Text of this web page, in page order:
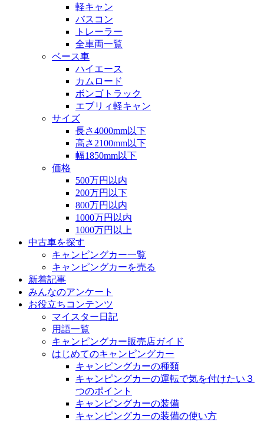
軽キャン
バスコン
トレーラー
全車両一覧
ベース車
ハイエース
カムロード
ボンゴトラック
エブリィ軽キャン
サイズ
長さ4000mm以下
高さ2100mm以下
幅1850mm以下
価格
500万円以内
200万円以下
800万円以内
1000万円以内
1000万円以上
中古車を探す
キャンピングカー一覧
キャンピングカーを売る
新着記事
みんなのアンケート
お役立ちコンテンツ
マイスター日記
用語一覧
キャンピングカー販売店ガイド
はじめてのキャンピングカー
キャンピングカーの種類
キャンピングカーの運転で気を付けたい３
つのポイント
キャンピングカーの装備
キャンピングカーの装備の使い方